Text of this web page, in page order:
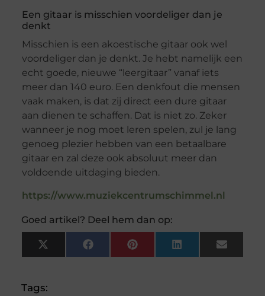
Een gitaar is misschien voordeliger dan je
denkt
Misschien is een akoestische gitaar ook wel
voordeliger dan je denkt. Je hebt namelijk een
echt goede, nieuwe “leergitaar” vanaf iets
meer dan 140 euro. Een denkfout die mensen
vaak maken, is dat zij direct een dure gitaar
aan dienen te schaffen. Dat is niet zo. Zeker
wanneer je nog moet leren spelen, zul je lang
genoeg plezier hebben van een betaalbare
gitaar en zal deze ook absoluut meer dan
voldoende uitdaging bieden.
https://www.muziekcentrumschimmel.nl
Goed artikel? Deel hem dan op:
X
(Twitter)
FacebookPinterestLinkedInEmail
Tags: